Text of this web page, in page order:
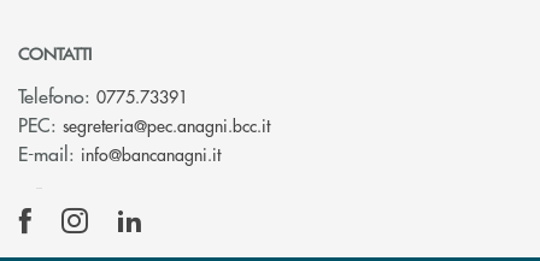
CONTATTI
Telefono: 0775.73391
PEC: segreteria@pec.anagni.bcc.it(si apre l’app di posta
E-mail: info@bancanagni.it(si apre l’app di posta elettronica)